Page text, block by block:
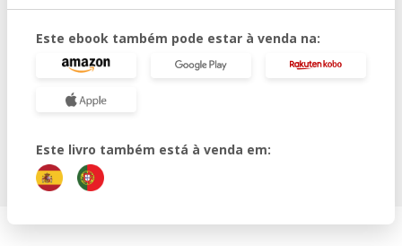
Este ebook também pode estar à venda na:
Este livro também está à venda em: